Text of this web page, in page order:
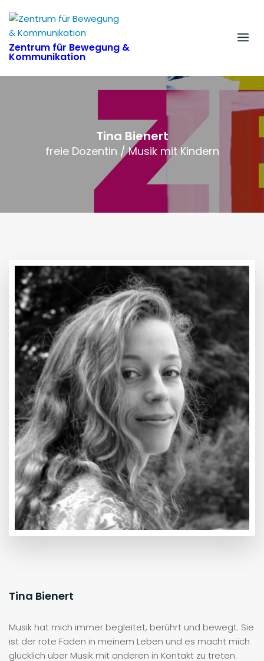
to
content
Zentrum für Bewegung &
Kommunikation
Tina Bienert
freie Dozentin / Musik mit Kindern
Tina Bienert
Musik hat mich immer begleitet, berührt und bewegt. Sie
ist der rote Faden in meinem Leben und es macht mich
glücklich über Musik mit anderen in Kontakt zu treten.